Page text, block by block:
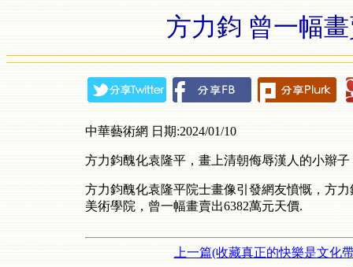
方力鈞 曾一幅
中華藝術網 日期:2024/01/10
方力鈞醜化袁隆平，畫上清朝侮辱漢人的小辮子
方力鈞醜化袁隆平院士畫像引發網友憤慨，方
美術學院，曾一幅畫賣出6382萬元天價.
上一篇(收藏真正的快樂是文化